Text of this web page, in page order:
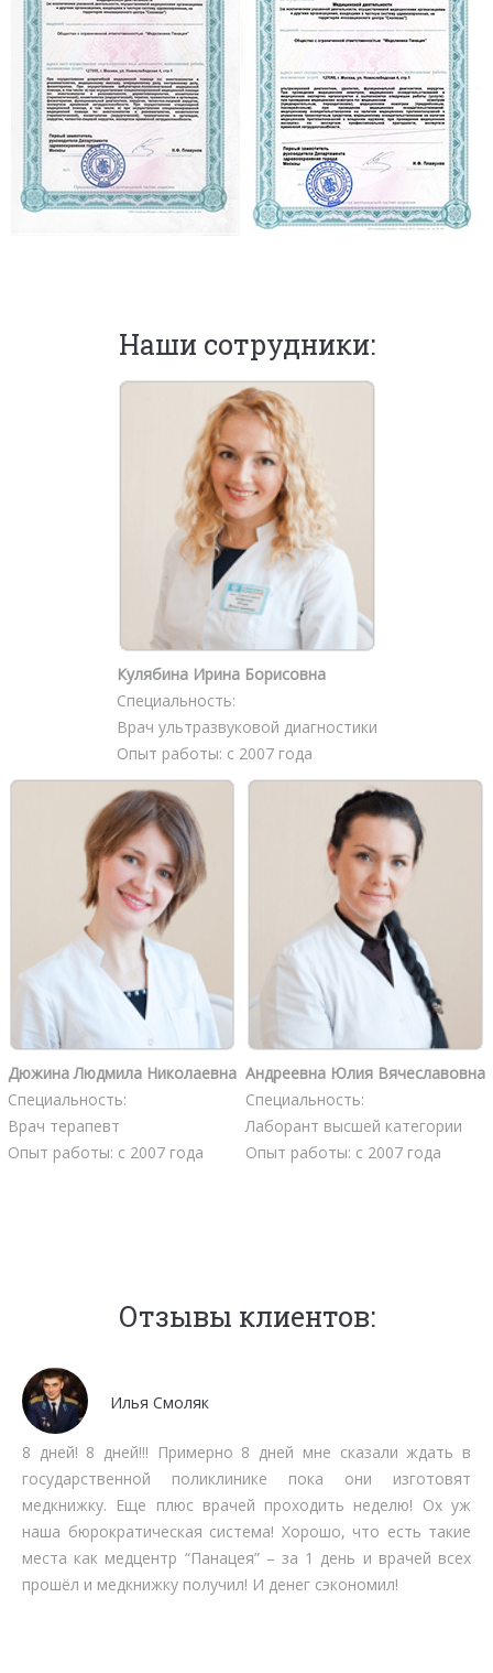
Наши сотрудники:
Кулябина Ирина Борисовна
Специальность:
Врач ультразвуковой диагностики
Опыт работы: с 2007 года
Дюжина Людмила Николаевна
Специальность:
Врач терапевт
Опыт работы: с 2007 года
Андреевна Юлия Вячеславовна
Специальность:
Лаборант высшей категории
Опыт работы: с 2007 года
Отзывы клиентов:
Мочалов Дмитрий
Мне как бизнесмену нет времени тратить на стояние в
очередях. Работают быстро, качественно, вменяемо по
срокам прохождения. Рекомендую.